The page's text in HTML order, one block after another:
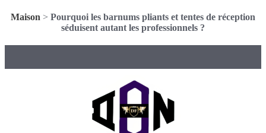
Maison > Pourquoi les barnums pliants et tentes de réception
séduisent autant les professionnels ?